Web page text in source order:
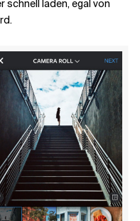
schnell laden, egal von